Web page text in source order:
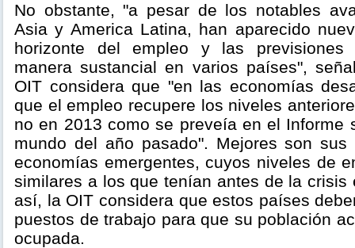
No obstante, "a pesar de los notables
Asia y America Latina, han aparecido
horizonte del empleo y las previsiones
manera sustancial en varios países",
OIT considera que "en las economías
que el empleo recupere los niveles
no en 2013 como se preveía en el Informe
mundo del año pasado". Mejores son
economías emergentes, cuyos niveles de
similares a los que tenían antes de la crisis
así, la OIT considera que estos países
puestos de trabajo para que su población
ocupada.